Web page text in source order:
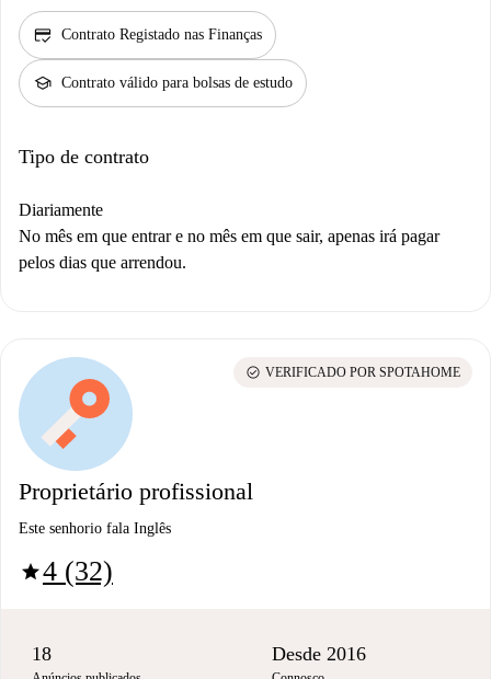
credit_score Contrato Registado nas Finanças
school Contrato válido para bolsas de estudo
Tipo de contrato
Diariamente
No mês em que entrar e no mês em que sair, apenas irá pagar
pelos dias que arrendou.
Proprietário profissional
Este senhorio fala Inglês
star4 (32)
check_circle VERIFICADO POR SPOTAHOME
18 Desde 2016